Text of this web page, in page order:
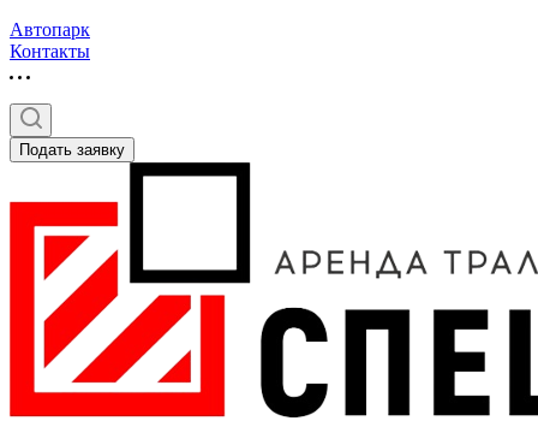
Автопарк
Контакты
Подать заявку